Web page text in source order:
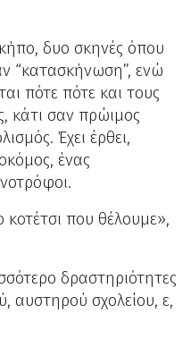
δυο σκηνές όπου
“κατασκήνωση”, ενώ
πότε πότε και τους
κάτι σαν πρώιμος
Έχει έρθει,
ένας
που θέλουμε»,
δραστηριότητες
αυστηρού σχολείου, ε,